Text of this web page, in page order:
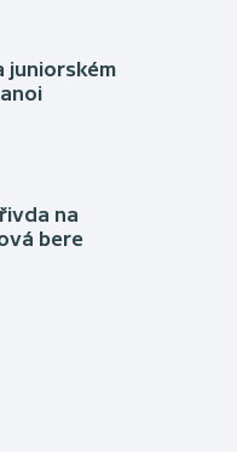
juniorském
na
bere